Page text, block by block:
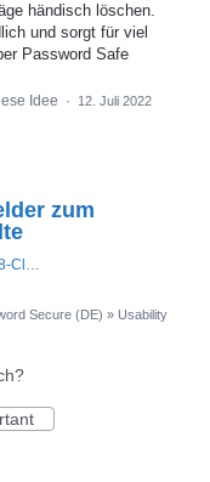
händisch löschen.
und sorgt für viel
Password Safe
Idee · 12. Juli 2022
zum
Secure (DE) » Usability